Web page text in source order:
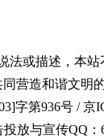
或描述，本站
同营造和谐文明
字第936号 / 京
放与宣传QQ：